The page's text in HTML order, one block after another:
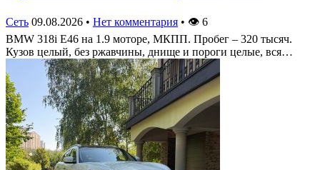
Сеть 09.08.2026 • Нет комментария • 👁 6
BMW 318i E46 на 1.9 моторе, МКПП. Пробег – 320 тысяч.
Кузов целый, без ржавчины, днище и пороги целые, вся…